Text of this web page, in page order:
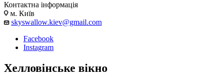
Контактна інформація
м. Київ
skyswallow.kiev@gmail.com
Facebook
Instagram
Хелловінське вікно